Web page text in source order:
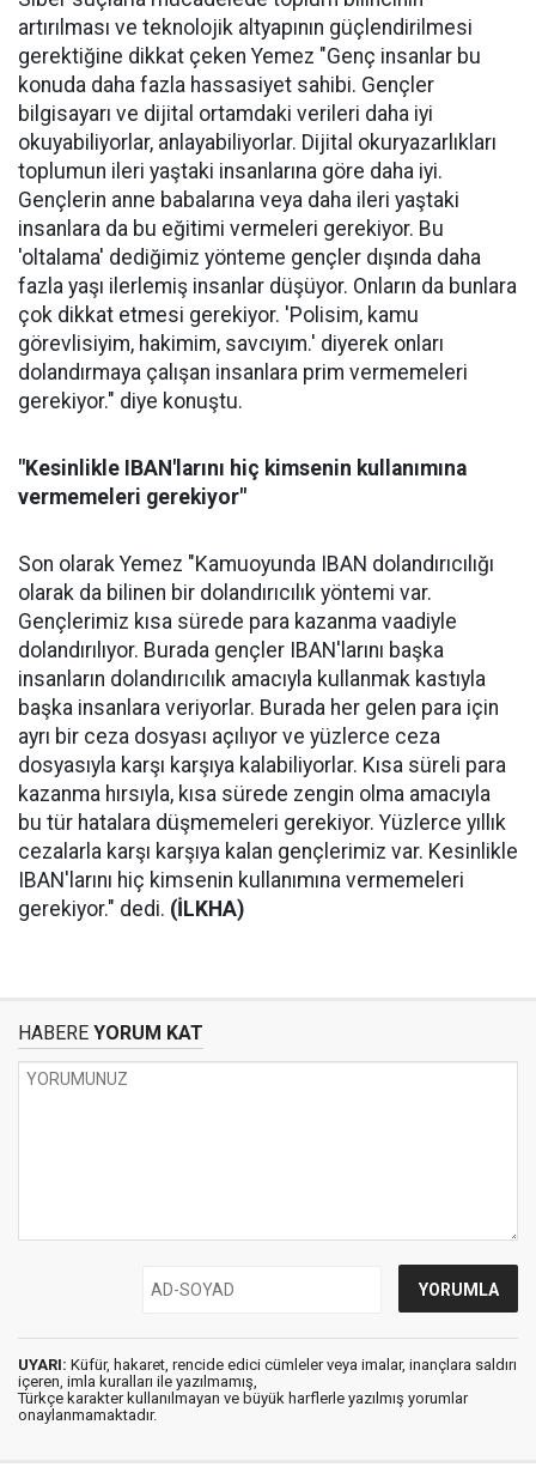
artırılması ve teknolojik altyapının güçlendirilmesi
gerektiğine dikkat çeken Yemez "Genç insanlar bu
konuda daha fazla hassasiyet sahibi. Gençler
bilgisayarı ve dijital ortamdaki verileri daha iyi
okuyabiliyorlar, anlayabiliyorlar. Dijital okuryazarlıkları
toplumun ileri yaştaki insanlarına göre daha iyi.
Gençlerin anne babalarına veya daha ileri yaştaki
insanlara da bu eğitimi vermeleri gerekiyor. Bu
'oltalama' dediğimiz yönteme gençler dışında daha
fazla yaşı ilerlemiş insanlar düşüyor. Onların da bunlara
çok dikkat etmesi gerekiyor. 'Polisim, kamu
görevlisiyim, hakimim, savcıyım.' diyerek onları
dolandırmaya çalışan insanlara prim vermemeleri
gerekiyor." diye konuştu.
"Kesinlikle IBAN'larını hiç kimsenin kullanımına
vermemeleri gerekiyor"
Son olarak Yemez "Kamuoyunda IBAN dolandırıcılığı
olarak da bilinen bir dolandırıcılık yöntemi var.
Gençlerimiz kısa sürede para kazanma vaadiyle
dolandırılıyor. Burada gençler IBAN'larını başka
insanların dolandırıcılık amacıyla kullanmak kastıyla
başka insanlara veriyorlar. Burada her gelen para için
ayrı bir ceza dosyası açılıyor ve yüzlerce ceza
dosyasıyla karşı karşıya kalabiliyorlar. Kısa süreli para
kazanma hırsıyla, kısa sürede zengin olma amacıyla
bu tür hatalara düşmemeleri gerekiyor. Yüzlerce yıllık
cezalarla karşı karşıya kalan gençlerimiz var. Kesinlikle
IBAN'larını hiç kimsenin kullanımına vermemeleri
gerekiyor." dedi. (İLKHA)
HABERE YORUM KAT
UYARI: Küfür, hakaret, rencide edici cümleler veya imalar, inançlara saldırı
içeren, imla kuralları ile yazılmamış,
Türkçe karakter kullanılmayan ve büyük harflerle yazılmış yorumlar
onaylanmamaktadır.